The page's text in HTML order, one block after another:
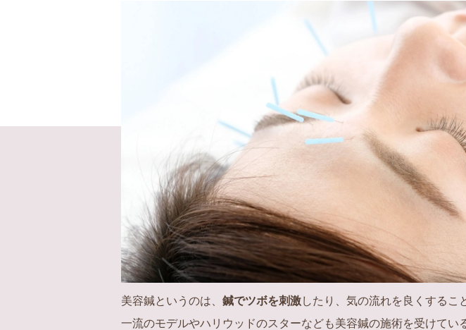
美容鍼というのは、 鍼でツボを刺激したり、気の流れを良くするこ
一流のモデルやハリウッドのスターなども美容鍼の施術を受けてい